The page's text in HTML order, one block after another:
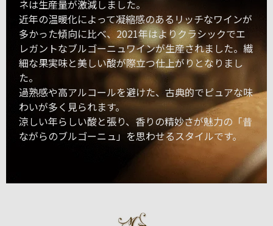
ネは生産量が激減しました。
近年の温暖化によって凝縮感のあるリッチなワインが
多かった傾向に比べ、2021年はよりクラシックでエ
レガントなブルゴーニュワインが生産されました。繊
細な果実味と美しい酸が際立つ仕上がりとなりまし
た。
過熟感や高アルコールを避けた、古典的でピュアな味
わいが多く見られます。
涼しい年らしい酸と張り、香りの精妙さが魅力の「昔
ながらのブルゴーニュ」を思わせるスタイルです。